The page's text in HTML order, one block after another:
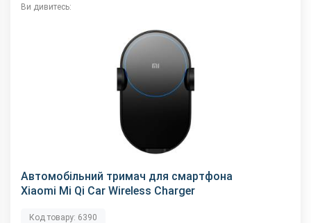
Ви дивитесь:
Автомобільний тримач для смартфона
Xiaomi Mi Qi Car Wireless Charger
Код товару: 6390